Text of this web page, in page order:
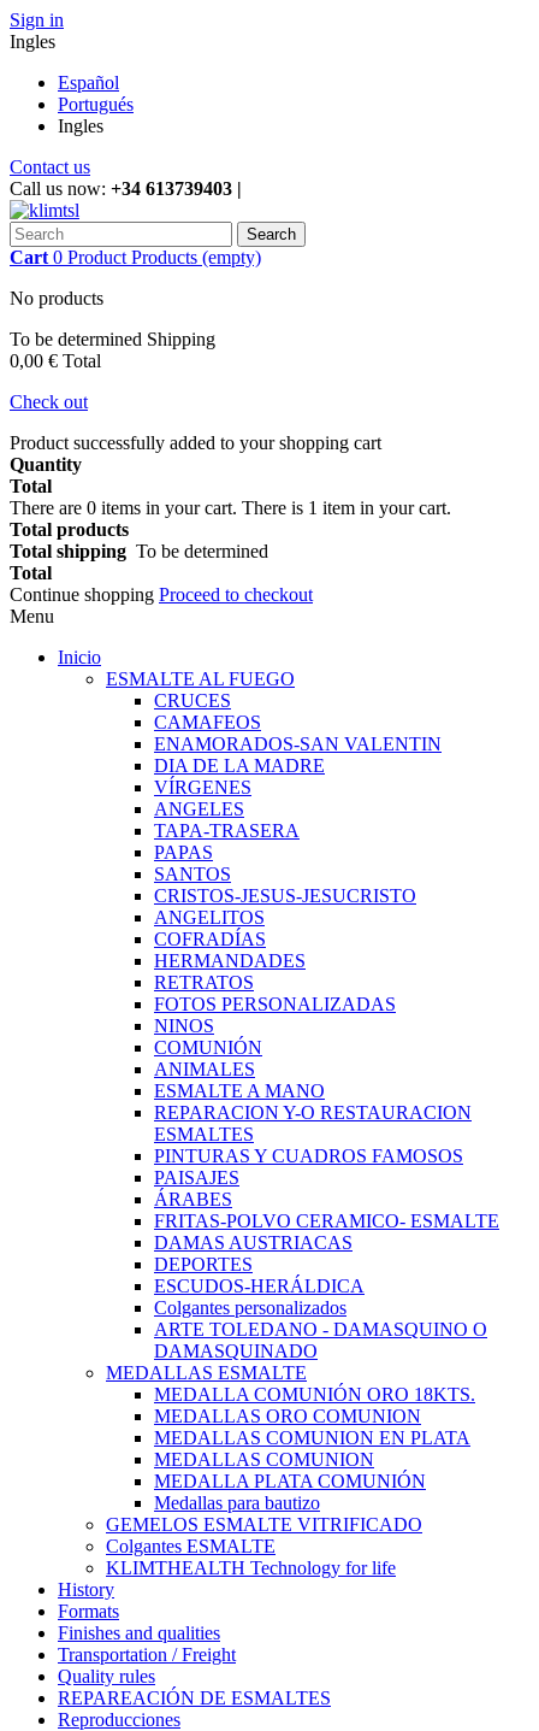
Sign in
Ingles
Español
Portugués
Ingles
Contact us
Call us now: +34 613739403 |
Search
Cart 0 Product Products (empty)
No products
To be determined Shipping
0,00 € Total
Check out
Product successfully added to your shopping cart
Quantity
Total
There are 0 items in your cart. There is 1 item in your cart.
Total products
Total shipping To be determined
Total
Continue shopping Proceed to checkout
Menu
Inicio
ESMALTE AL FUEGO
CRUCES
CAMAFEOS
ENAMORADOS-SAN VALENTIN
DIA DE LA MADRE
VÍRGENES
ANGELES
TAPA-TRASERA
PAPAS
SANTOS
CRISTOS-JESUS-JESUCRISTO
ANGELITOS
COFRADÍAS
HERMANDADES
RETRATOS
FOTOS PERSONALIZADAS
NINOS
COMUNIÓN
ANIMALES
ESMALTE A MANO
REPARACION Y-O RESTAURACION
ESMALTES
PINTURAS Y CUADROS FAMOSOS
PAISAJES
ÁRABES
FRITAS-POLVO CERAMICO- ESMALTE
DAMAS AUSTRIACAS
DEPORTES
ESCUDOS-HERÁLDICA
Colgantes personalizados
ARTE TOLEDANO - DAMASQUINO O
DAMASQUINADO
MEDALLAS ESMALTE
MEDALLA COMUNIÓN ORO 18KTS.
MEDALLAS ORO COMUNION
MEDALLAS COMUNION EN PLATA
MEDALLAS COMUNION
MEDALLA PLATA COMUNIÓN
Medallas para bautizo
GEMELOS ESMALTE VITRIFICADO
Colgantes ESMALTE
KLIMTHEALTH Technology for life
History
Formats
Finishes and qualities
Transportation / Freight
Quality rules
REPAREACIÓN DE ESMALTES
Reproducciones